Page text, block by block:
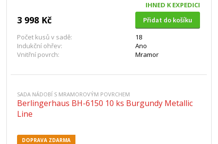
IHNED K EXPEDICI
3 998 Kč
Přidat do košíku
Počet kusů v sadě:
18
Indukční ohřev:
Ano
Vnitřní povrch:
Mramor
SADA NÁDOBÍ S MRAMOROVÝM POVRCHEM
Berlingerhaus BH-6150 10 ks Burgundy Metallic
Line
DOPRAVA ZDARMA